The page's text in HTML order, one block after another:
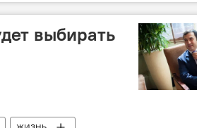
выбирать